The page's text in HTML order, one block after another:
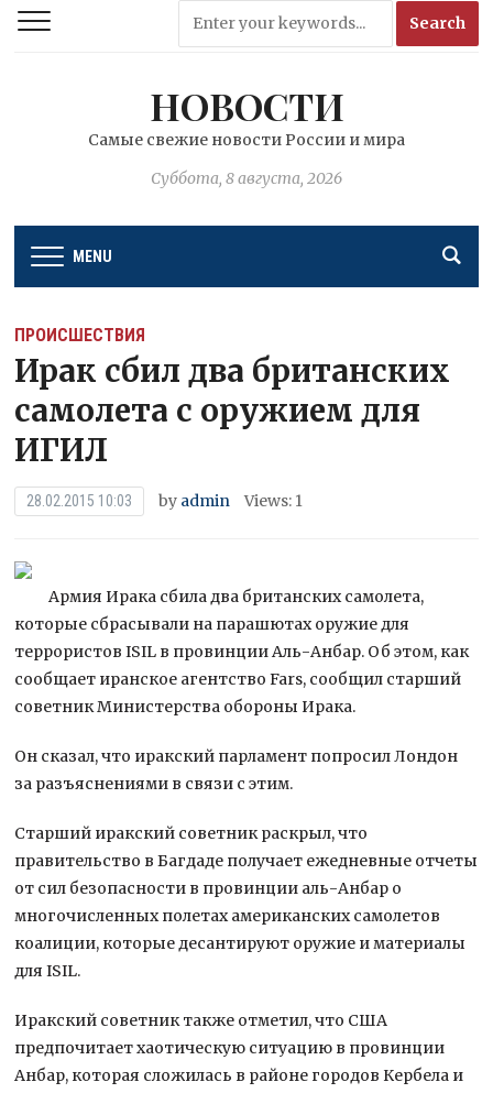
НОВОСТИ
Самые свежие новости России и мира
Суббота, 8 августа, 2026
MENU
ПРОИСШЕСТВИЯ
Ирак сбил два британских
самолета с оружием для
ИГИЛ
28.02.2015 10:03 by admin Views: 1
Армия Ирака сбила два британских самолета,
которые сбрасывали на парашютах оружие для
террористов ISIL в провинции Аль-Анбар. Об этом, как
сообщает иранское агентство Fars, сообщил старший
советник Министерства обороны Ирака.
Он сказал, что иракский парламент попросилЛондон
за разъяснениями в связи с этим.
Старший иракский советник раскрыл, что
правительство в Багдаде получает ежедневные отчеты
от сил безопасности в провинции аль-Анбар о
многочисленных полетах американских самолетов
коалиции, которые десантируют оружие и материалы
для ISIL.
Иракский советник также отметил, что США
предпочитает хаотическую ситуацию в провинции
Анбар, которая сложилась в районе городов Кербела и